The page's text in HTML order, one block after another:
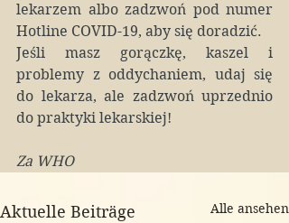
lekarzem albo zadzwoń pod numer
Hotline COVID-19, aby się doradzić.
Jeśli masz gorączkę, kaszel i
problemy z oddychaniem, udaj się
do lekarza, ale zadzwoń uprzednio
do praktyki lekarskiej!
Za WHO
Aktuelle Beiträge Alle ansehen